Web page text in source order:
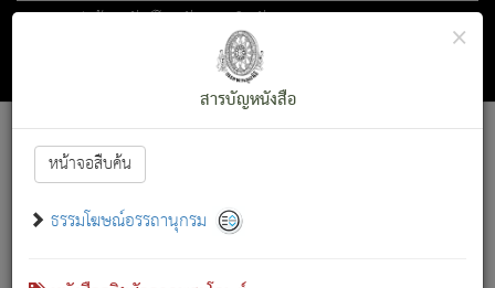
ตอน 1 ว่าด้วย สัตว์โลกกับจตุราริยสัจ
สารบัญ×
สารบัญหนังสือ
หน้าจอสืบค้น
ธรรมโฆษณ์อรรถานุกรม
Font :15 ]||
สัตว์โลกนี้ เกิดความเดือดร้อนแล้ว มีผัสสะบังหน้า